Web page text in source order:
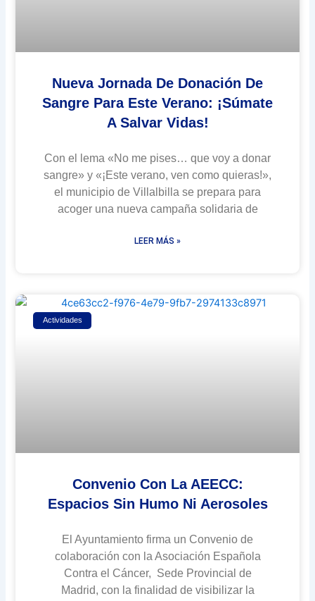
Nueva Jornada De Donación De
Sangre Para Este Verano: ¡Súmate
A Salvar Vidas!
Con el lema «No me pises… que voy a donar
sangre» y «¡Este verano, ven como quieras!»,
el municipio de Villalbilla se prepara para
acoger una nueva campaña solidaria de
LEER MÁS »
Actividades
Convenio Con La AEECC:
Espacios Sin Humo Ni Aerosoles
El Ayuntamiento firma un Convenio de
colaboración con la Asociación Española
Contra el Cáncer, Sede Provincial de
Madrid, con la finalidad de visibilizar la